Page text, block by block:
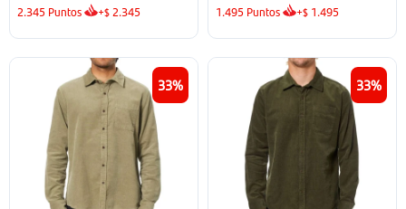
2.345 Puntos +$ 2.345 1.495 Puntos +$ 1.495
33 33